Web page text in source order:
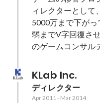
ィレクターとして
5000万まで下が
弱までV字回復さ
のゲームコンサル
KLab Inc.
ディレクター
Apr 2011 - Mar 2014